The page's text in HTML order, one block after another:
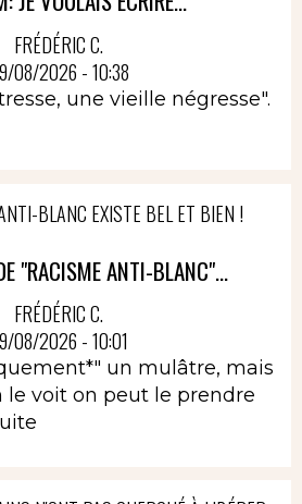
FRÉDÉRIC C.
08/2026 - 10:38
une vieille négresse".
BLANC EXISTE BEL ET BIEN !
"RACISME ANTI-BLANC"...
FRÉDÉRIC C.
08/2026 - 10:01
un mulâtre, mais
le voit on peut le prendre